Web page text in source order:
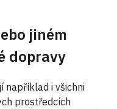
jiném
dopravy
například i všichni
prostředcích